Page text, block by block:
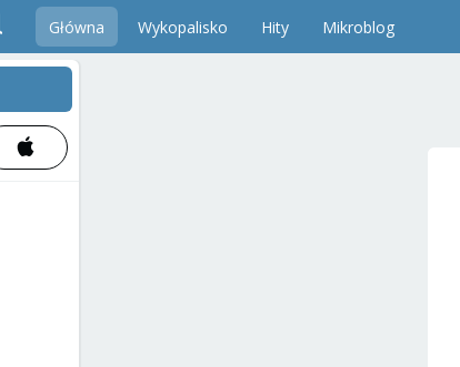
Główna Wykopalisko Hity Mikroblog